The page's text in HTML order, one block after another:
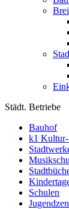
Städt. Betriebe
Bauhof
k1 Kultur-
Schulen